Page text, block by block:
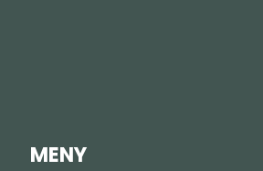
MENY